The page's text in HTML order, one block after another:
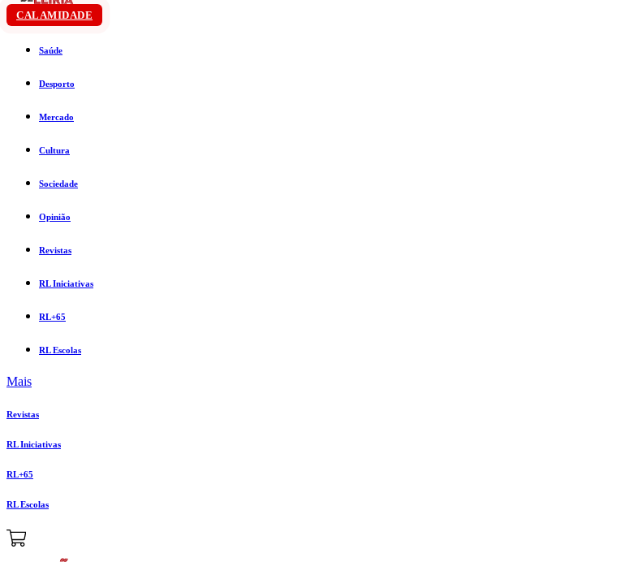
CALAMIDADE
Saúde
Desporto
Mercado
Cultura
Sociedade
Opinião
Revistas
RL Iniciativas
RL+65
RL Escolas
Mais
Revistas
RL Iniciativas
RL+65
RL Escolas